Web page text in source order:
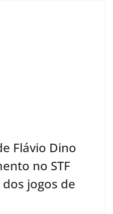
Flávio Dino
no STF
jogos de